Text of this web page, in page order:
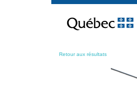
contenu
Retour aux résultats